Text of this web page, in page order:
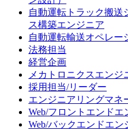
自動運転トラック搬
ス構築エンジニア​
自動運転輸送オペレー
法務担当
経営企画
メカトロニクスエンジ
採用担当/リーダー
エンジニアリングマネ
Web/フロントエンドエ
Web/バックエンドエン